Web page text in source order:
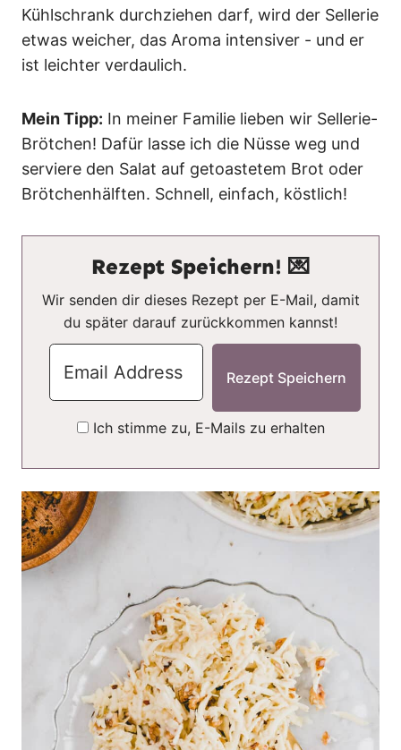
Kühlschrank durchziehen darf, wird der Sellerie
etwas weicher, das Aroma intensiver - und er
ist leichter verdaulich.
Mein Tipp: In meiner Familie lieben wir Sellerie-
Brötchen! Dafür lasse ich die Nüsse weg und
serviere den Salat auf getoastetem Brot oder
Brötchenhälften. Schnell, einfach, köstlich!
Rezept Speichern! 💌
Wir senden dir dieses Rezept per E-Mail, damit
du später darauf zurückkommen kannst!
Ich stimme zu, E-Mails zu erhalten